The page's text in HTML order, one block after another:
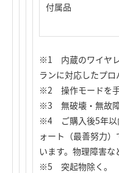
付属品
※1 内蔵のワイヤレ
ランに対応したプロ
※2 操作モードを手
※3 無破壊・無故障
※4 ご購入後5年以
ォート（最善努力
います。物理障害
※5 突起物除く。